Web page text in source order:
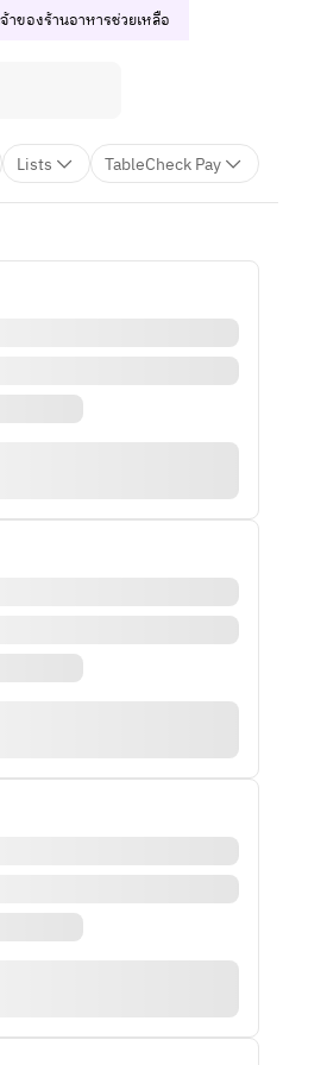
าของร้านอาหารช่วยเหลือ
Lists TableCheck Pay